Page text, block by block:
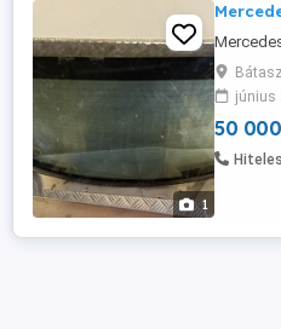
1
június
50